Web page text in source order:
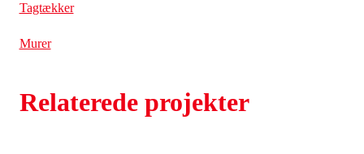
Tagtækker
Murer
Relaterede projekter